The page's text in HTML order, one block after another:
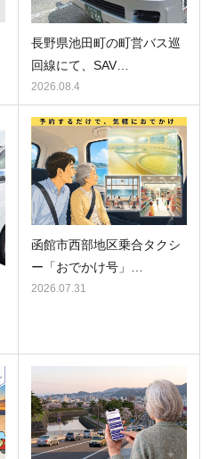
長野県池田町の町営バス巡
回線にて、SAV…
2026.08.4
函館市西部地区乗合タクシ
ー「おでかけ号」…
2026.07.31